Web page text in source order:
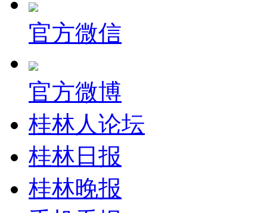
官方微信
官方微博
桂林人论坛
桂林日报
桂林晚报